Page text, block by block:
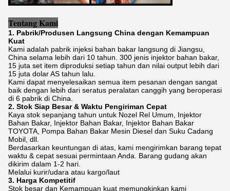
Tentang Kami
1. Pabrik/Produsen Langsung China dengan Kemampuan
Kuat
Kami adalah pabrik injeksi bahan bakar langsung di Jiangsu,
China selama lebih dari 10 tahun. 300 jenis injektor bahan bakar,
15 juta set item diproduksi setiap tahun dan nilai output lebih dari
15 juta dolar AS tahun lalu.
Kami dapat menyelesaikan semua item pesanan dengan sangat
baik dengan lebih dari seratus peralatan canggih yang beroperasi
di 6 pabrik di China.
2. Stok Siap Besar & Waktu Pengiriman Cepat
Kaya stok sepanjang tahun untuk Nozel Rel Umum, Injektor
Bahan Bakar, Injektor Bahan Bakar, Injektor Bahan Bakar
TOYOTA, Pompa Bahan Bakar Mesin Diesel dan Suku Cadang
Mobil, dll.
Berdasarkan keuntungan di atas, kami mengirimkan barang tepat
waktu & cepat sesuai permintaan Anda. Barang gudang akan
dikirim dalam 1-2 hari.
Melalui kurir/udara atau kargo/laut
3. Harga Kompetitif
Stok besar dan Kemampuan kuat memungkinkan kami